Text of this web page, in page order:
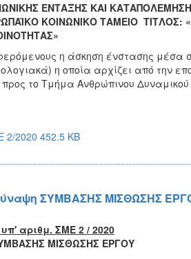
ΕΝΤΑΞΗΣ ΚΑΙ
ΚΟΙΝΩΝΙΚΟ ΤΑΜΕΙΟ ΤΙΤΛΟΣ:
η άσκηση ένστασης μέσα
η οποία αρχίζει από την
το Τμήμα Ανθρώπινου
2020 452.5 KB
ΣΥΜΒΑΣΗΣ ΜΙΣΘΩΣΗΣ
αριθμ. ΣΜΕ 2 / 2020
ΜΙΣΘΩΣΗΣ ΕΡΓΟΥ